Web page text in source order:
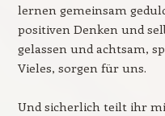
lernen gemeinsam
positiven Denken und
gelassen und achtsam,
Vieles, sorgen für uns.
Und sicherlich teilt ihr